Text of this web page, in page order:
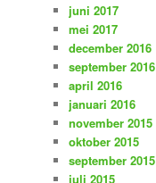
juni 2017
mei 2017
december 2016
september 2016
april 2016
januari 2016
november 2015
oktober 2015
september 2015
juli 2015